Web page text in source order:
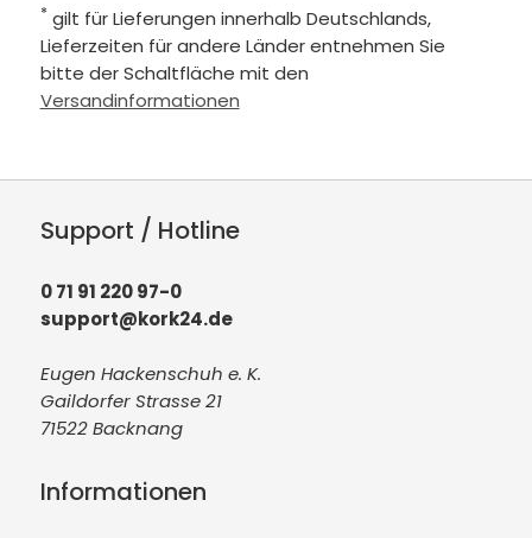
* gilt für Lieferungen innerhalb Deutschlands,
Lieferzeiten für andere Länder entnehmen Sie
bitte der Schaltfläche mit den
Versandinformationen
Support / Hotline
0 71 91 220 97-0
support@kork24.de
Eugen Hackenschuh e. K.
Gaildorfer Strasse 21
71522 Backnang
Informationen